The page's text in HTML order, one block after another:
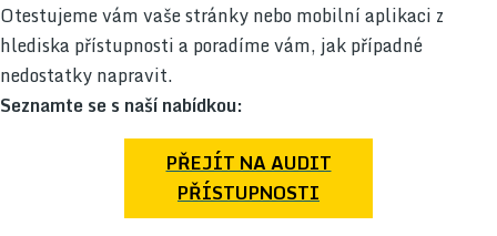
Otestujeme vám vaše stránky nebo mobilní aplikaci z
hlediska přístupnosti a poradíme vám, jak případné
nedostatky napravit.
Seznamte se s naší nabídkou:
PŘEJÍT NA AUDIT
PŘÍSTUPNOSTI